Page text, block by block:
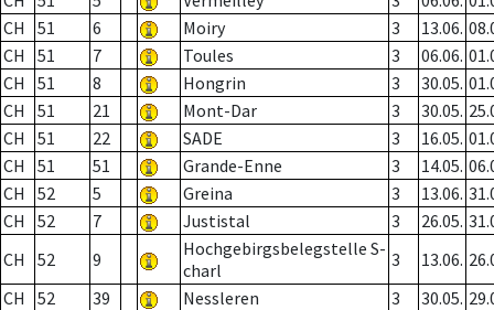
CH
51 6 Moiry 3 13.06.
CH
51 7 Toules 3 06.06.
CH
51 8 Hongrin 3 30.05.
CH
51 21 Mont-Dar 3 30.05.
CH
51 22 SADE 3 16.05.
CH
51 51 Grande-Enne 3 14.05.
CH
52 5 Greina 3 13.06.
CH
52 7 Justistal 3 26.05.
CH
52 9
Hochgebirgsbelegstelle S-
charl
3 13.06.
CH
52 39 Nessleren 3 30.05.